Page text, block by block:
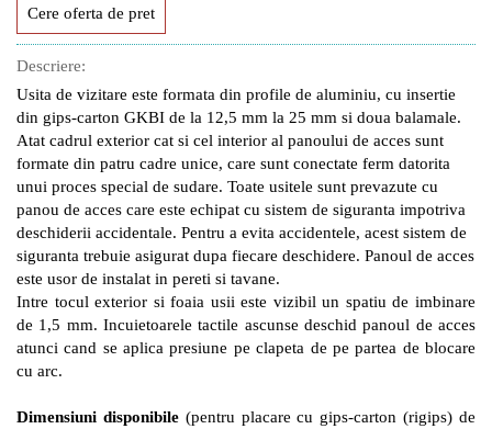
Cere oferta de pret
Descriere:
Usita de vizitare este formata din profile de aluminiu, cu insertie
din gips-carton GKBI de la 12,5 mm la 25 mm si doua balamale.
Atat cadrul exterior cat si cel interior al panoului de acces sunt
formate din patru cadre unice, care sunt conectate ferm datorita
unui proces special de sudare. Toate usitele sunt prevazute cu
panou de acces care este echipat cu sistem de siguranta impotriva
deschiderii accidentale. Pentru a evita accidentele, acest sistem de
siguranta trebuie asigurat dupa fiecare deschidere. Panoul de acces
este usor de instalat in pereti si tavane.
Intre tocul exterior si foaia usii este vizibil un spatiu de imbinare
de 1,5 mm. Incuietoarele tactile ascunse deschid panoul de acces
atunci cand se aplica presiune pe clapeta de pe partea de blocare
cu arc.
Dimensiuni disponibile(pentru placare cu gips-carton (rigips) de